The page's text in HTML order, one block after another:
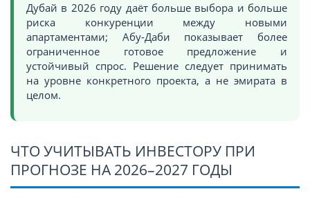
Дубай в 2026 году даёт больше выбора и больше
риска конкуренции между новыми
апартаментами; Абу-Даби показывает более
ограниченное готовое предложение и
устойчивый спрос. Решение следует принимать
на уровне конкретного проекта, а не эмирата в
целом.
ЧТО УЧИТЫВАТЬ ИНВЕСТОРУ ПРИ
ПРОГНОЗЕ НА 2026–2027 ГОДЫ